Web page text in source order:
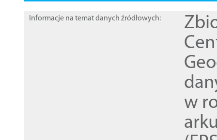
Informacje na temat danych źródłowych:
w